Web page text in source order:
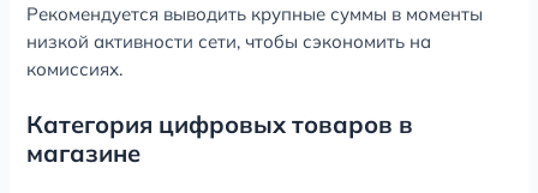
Рекомендуется выводить крупные суммы в моменты
низкой активности сети, чтобы сэкономить на
комиссиях.
Категория цифровых товаров в
магазине